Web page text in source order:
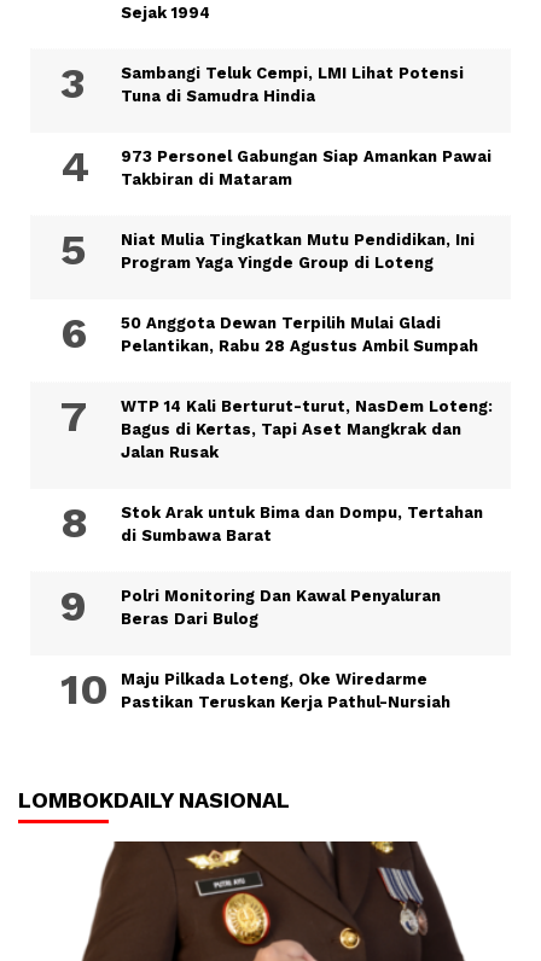
Sejak 1994
Sambangi Teluk Cempi, LMI Lihat Potensi
Tuna di Samudra Hindia
973 Personel Gabungan Siap Amankan Pawai
Takbiran di Mataram
Niat Mulia Tingkatkan Mutu Pendidikan, Ini
Program Yaga Yingde Group di Loteng
50 Anggota Dewan Terpilih Mulai Gladi
Pelantikan, Rabu 28 Agustus Ambil Sumpah
WTP 14 Kali Berturut-turut, NasDem Loteng:
Bagus di Kertas, Tapi Aset Mangkrak dan
Jalan Rusak
Stok Arak untuk Bima dan Dompu, Tertahan
di Sumbawa Barat
Polri Monitoring Dan Kawal Penyaluran
Beras Dari Bulog
Maju Pilkada Loteng, Oke Wiredarme
Pastikan Teruskan Kerja Pathul-Nursiah
LOMBOKDAILY NASIONAL